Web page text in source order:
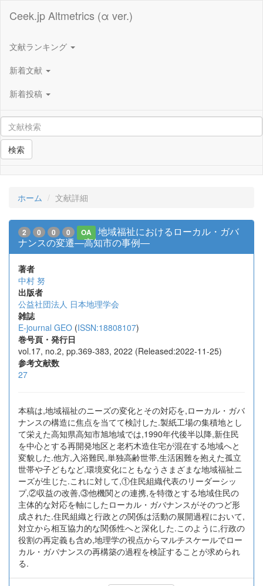
Ceek.jp Altmetrics (α ver.)
文献ランキング
新着文献
新着投稿
検索
ホーム 文献詳細
2 0 0 0 OA
地域福祉におけるローカル・ガバ
ナンスの変遷―高知市の事例―
著者
中村 努
出版者
公益社団法人 日本地理学会
雑誌
E-journal GEO (ISSN:18808107)
巻号頁・発行日
vol.17, no.2, pp.369-383, 2022 (Released:2022-11-25)
参考文献数
27
本稿は,地域福祉のニーズの変化とその対応を,ローカル・ガバ
ナンスの構造に焦点を当てて検討した.製紙工場の集積地とし
て栄えた高知県高知市旭地域では,1990年代後半以降,新住民
を中心とする再開発地区と老朽木造住宅が混在する地域へと
変貌した.他方,入浴難民,単独高齢世帯,生活困難を抱えた孤立
世帯や子どもなど,環境変化にともなうさまざまな地域福祉ニ
ーズが生じた.これに対して,①住民組織代表のリーダーシッ
プ,②収益の改善,③他機関との連携,を特徴とする地域住民の
主体的な対応を軸にしたローカル・ガバナンスがそのつど形
成された.住民組織と行政との関係は活動の展開過程において,
対立から相互協力的な関係性へと深化した.このように,行政の
役割の再定義も含め,地理学の視点からマルチスケールでロー
カル・ガバナンスの再構築の過程を検証することが求められ
る.